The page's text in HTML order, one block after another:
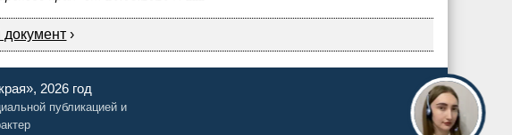
›
2026 год
публикацией и